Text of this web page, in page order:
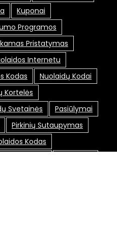
Kuponai
Programos
Pristatymas
Internetu
Kodas
Nuolaidų Kodai
Kortelės
Svetainės
Pasiūlymai
Pirkinių Sutaupymas
Kodas